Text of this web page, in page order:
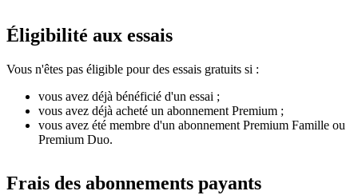
Éligibilité aux essais
Vous n'êtes pas éligible pour des essais gratuits si :
vous avez déjà bénéficié d'un essai ;
vous avez déjà acheté un abonnement Premium ;
vous avez été membre d'un abonnement Premium Famille ou
Premium Duo.
Frais des abonnements payants